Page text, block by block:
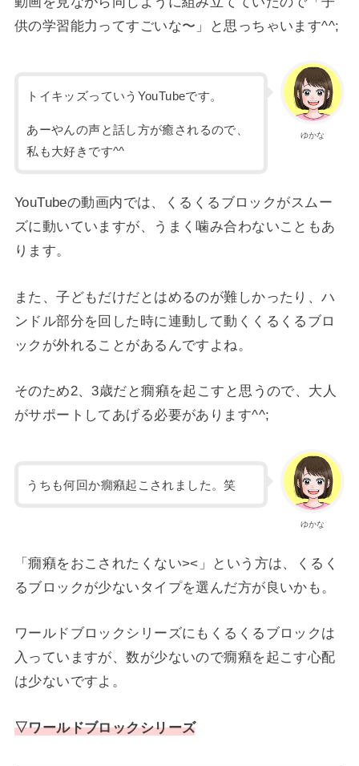
供の学習能力ってすごいな〜」と思っちゃいます^^;
ゆかな
トイキッズっていうYouTubeです。
あーやんの声と話し方が癒されるので、
私も大好きです^^
YouTubeの動画内では、くるくるブロックがスムー
ズに動いていますが、うまく噛み合わないこともあ
ります。
また、子どもだけだとはめるのが難しかったり、ハ
ンドル部分を回した時に連動して動くくるくるブロ
ックが外れることがあるんですよね。
そのため2、3歳だと癇癪を起こすと思うので、大人
がサポートしてあげる必要があります^^;
ゆかな
うちも何回か癇癪起こされました。笑
「癇癪をおこされたくない><」という方は、くるく
るブロックが少ないタイプを選んだ方が良いかも。
ワールドブロックシリーズにもくるくるブロックは
入っていますが、数が少ないので癇癪を起こす心配
は少ないですよ。
▽ワールドブロックシリーズ